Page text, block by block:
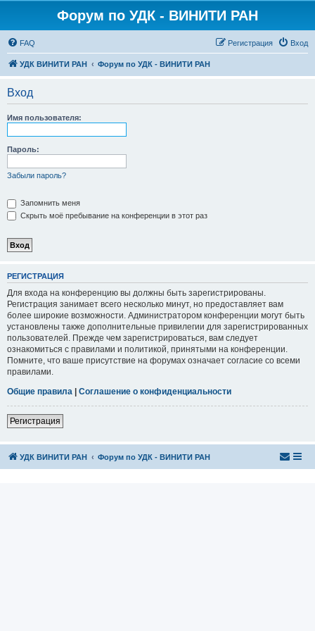
Форум по УДК - ВИНИТИ РАН
FAQ Вход
Регистрация
УДК ВИНИТИ РАН Форум по УДК - ВИНИТИ РАН
Вход
Имя пользователя:
Пароль:
Забыли пароль?
Запомнить меня
Скрыть моё пребывание на конференции в этот раз
РЕГИСТРАЦИЯ
Для входа на конференцию вы должны быть зарегистрированы.
Регистрация занимает всего несколько минут, но предоставляет вам
более широкие возможности. Администратором конференции могут быть
установлены также дополнительные привилегии для зарегистрированных
пользователей. Прежде чем зарегистрироваться, вам следует
ознакомиться с правилами и политикой, принятыми на конференции.
Помните, что ваше присутствие на форумах означает согласие со всеми
правилами.
Общие правила | Соглашение о конфиденциальности
Регистрация
УДК ВИНИТИ РАН Форум по УДК - ВИНИТИ РАН